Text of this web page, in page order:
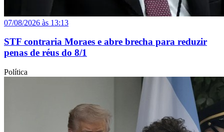
07/08/2026 às 13:13
STF contraria Moraes e abre brecha para reduzir
penas de réus do 8/1
Política